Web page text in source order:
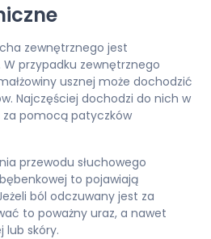
zewnętrznego jest
przypadku zewnętrznego
usznej może dochodzić
Najczęściej dochodzi do nich w
za pomocą patyczków
przewodu słuchowego
to pojawiają
ból odczuwany jest za
to poważny uraz, a nawet
lub skóry.